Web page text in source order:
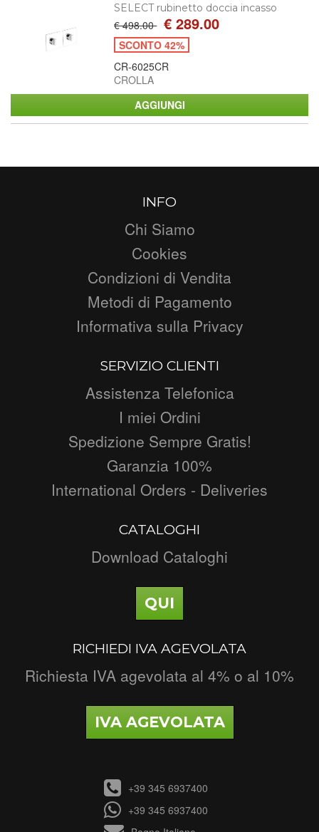
SELECT rubinetto doccia incasso
€ 498.00 € 289.00
SCONTO 42%
CR-6025CR
CROLLA
INFO
Chi Siamo
Cookies
Condizioni di Vendita
Metodi di Pagamento
Informativa sulla Privacy
SERVIZIO CLIENTI
Assistenza Telefonica
I miei Ordini
Spedizione Sempre Gratis!
Garanzia 100%
International Orders - Deliveries
CATALOGHI
Download Cataloghi
QUI
RICHIEDI IVA AGEVOLATA
Richiesta IVA agevolata al 4% o al 10%
IVA AGEVOLATA
+39 345 6937400
+39 345 6937400